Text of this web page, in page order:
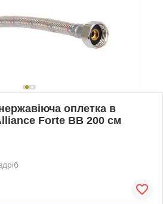
оплетка в
Forte ВВ 200 см